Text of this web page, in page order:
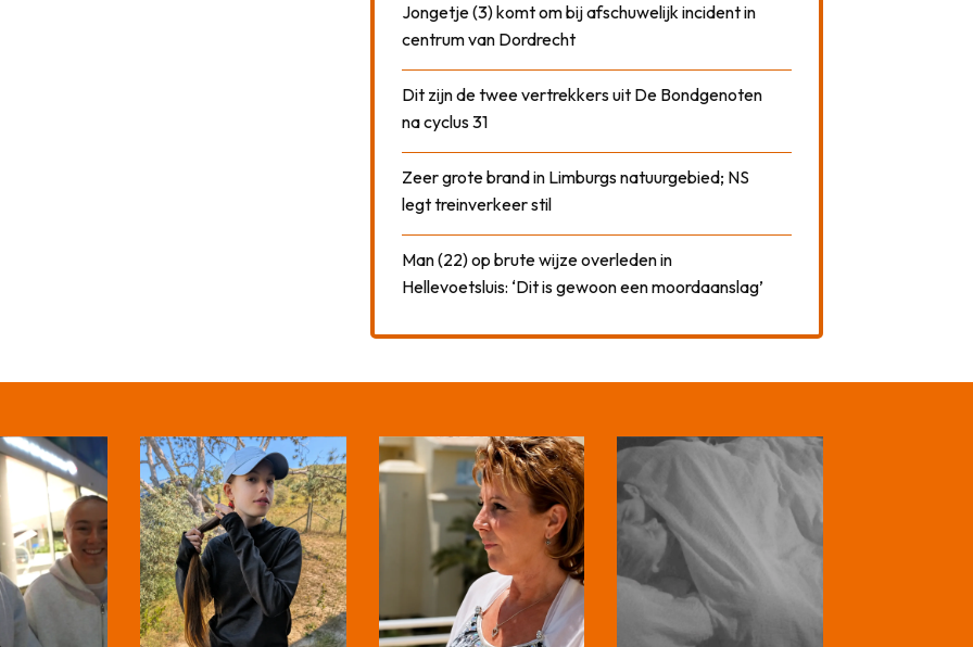
Jongetje (3) komt om bij afschuwelijk incident in
centrum van Dordrecht
Dit zijn de twee vertrekkers uit De Bondgenoten
na cyclus 31
Zeer grote brand in Limburgs natuurgebied; NS
legt treinverkeer stil
Man (22) op brute wijze overleden in
Hellevoetsluis: ‘Dit is gewoon een moordaanslag’